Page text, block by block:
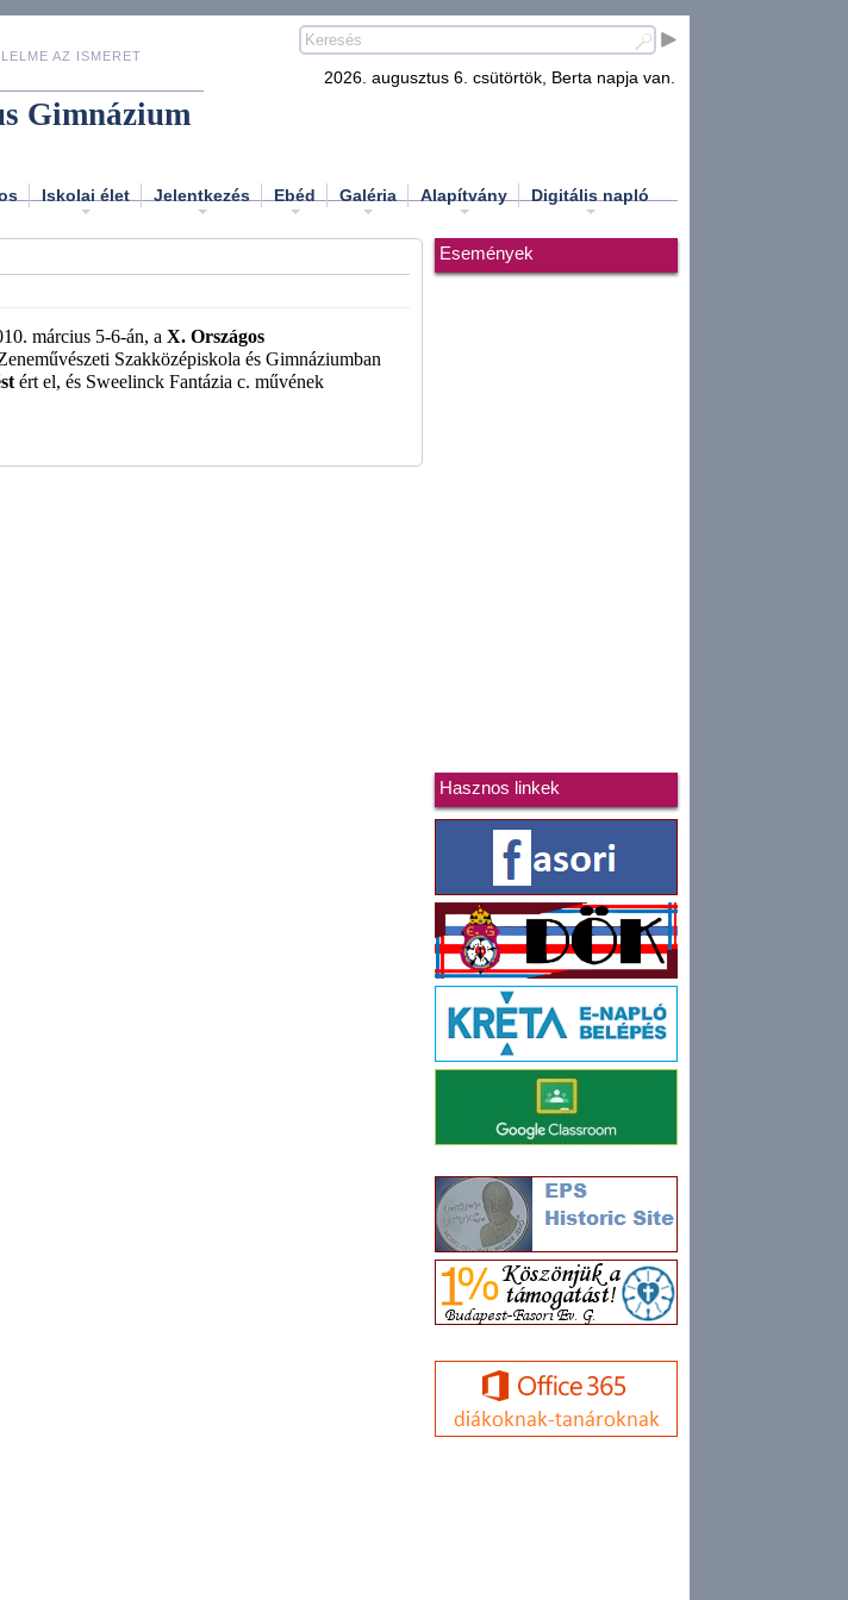
AZ ISMERET
Gimnázium
2026. augusztus 6. csütörtök, Berta napja van.
Iskolai élet Jelentkezés Ebéd Galéria Alapítvány Digitális napló
március 5-6-án, a X. Országos
Szakközépiskola és Gimnáziumban
ért el, és Sweelinck Fantázia c. művének
Események
Hasznos linkek